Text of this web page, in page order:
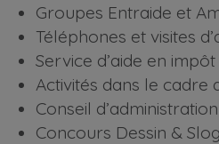
Groupes Entraide et
Téléphones et visites
Service d’aide en impôt
Activités dans le cadre
Conseil
Concours Dessin &